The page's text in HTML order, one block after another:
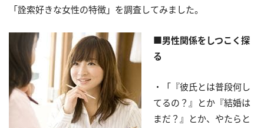
「詮索好きな女性の特徴」を調査してみました。
■男性関係をしつこく探
る
・「『彼氏とは普段何し
てるの？』とか『結婚は
まだ？』とか、やたらと